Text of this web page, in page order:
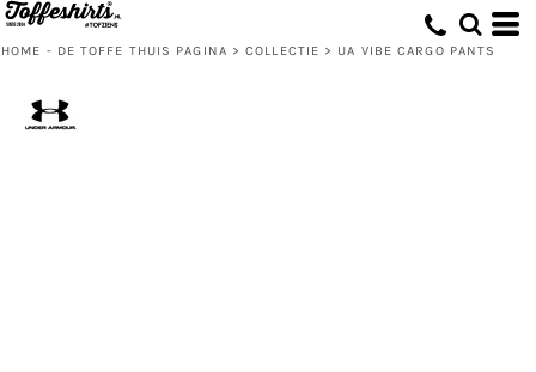
HOME - DE TOFFE THUIS PAGINA > COLLECTIE > UA VIBE CARGO PANTS